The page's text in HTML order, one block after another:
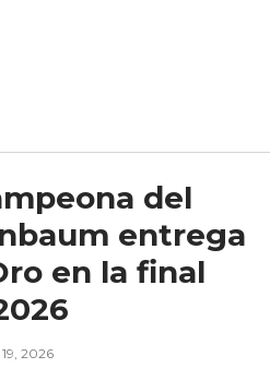
del
entrega
en la final
2026